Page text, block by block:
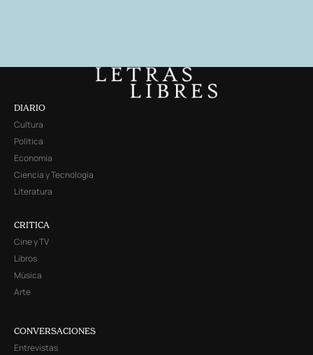
DIARIO
Cultura
Política
Economía
Ciencia y Tecnología
Literatura
CRITICA
Cine y TV
Libros
Música
Arte
CONVERSACIONES
Entrevistas